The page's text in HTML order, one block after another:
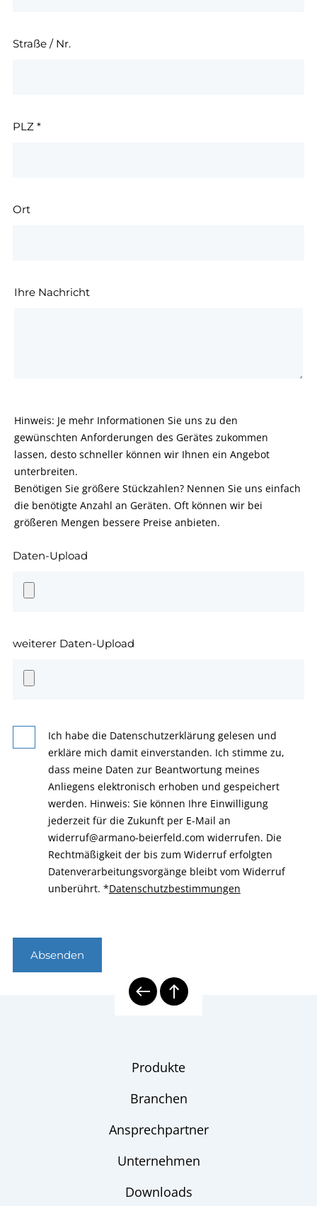
Straße / Nr.
PLZ *
Ort
Ihre Nachricht
Hinweis: Je mehr Informationen Sie uns zu den
gewünschten Anforderungen des Gerätes zukommen
lassen, desto schneller können wir Ihnen ein Angebot
unterbreiten.
Benötigen Sie größere Stückzahlen? Nennen Sie uns einfach
die benötigte Anzahl an Geräten. Oft können wir bei
größeren Mengen bessere Preise anbieten.
Daten-Upload
weiterer Daten-Upload
Ich habe die Datenschutzerklärung gelesen und
erkläre mich damit einverstanden. Ich stimme zu,
dass meine Daten zur Beantwortung meines
Anliegens elektronisch erhoben und gespeichert
werden. Hinweis: Sie können Ihre Einwilligung
jederzeit für die Zukunft per E-Mail an
widerruf@armano-beierfeld.com widerrufen. Die
Rechtmäßigkeit der bis zum Widerruf erfolgten
Datenverarbeitungsvorgänge bleibt vom Widerruf
unberührt. *Datenschutzbestimmungen
Absenden
Produkte
Branchen
Ansprechpartner
Unternehmen
Downloads